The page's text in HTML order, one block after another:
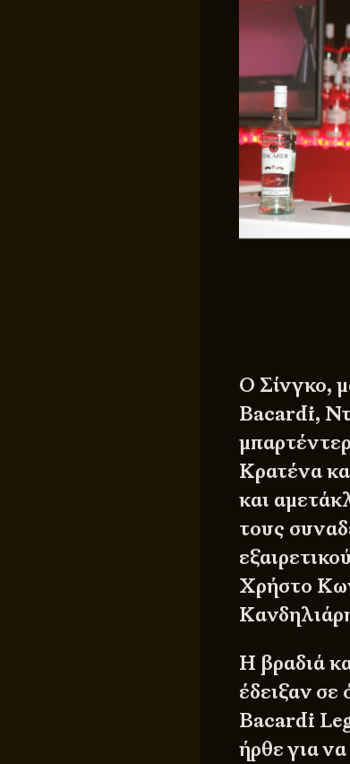
Ο Σίνγκο,
Bacardi,
Κρατένα
και
τους
Χρήστο
Η βραδιά
έδειξαν
Bacardi
ήρθε για